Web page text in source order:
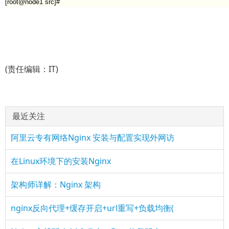
[root@node1 src]#
(责任编辑：IT)
最近关注
阿里云专有网络Nginx 安装与配置实现外网访
在Linux环境下的安装Nginx
架构师详解：Nginx 架构
nginx反向代理+缓存开启+url重写+负载均衡(